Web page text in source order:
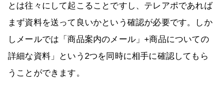
とは往々にして起こることですし、テレアポであれば
まず資料を送って良いかという確認が必要です。しか
しメールでは「商品案内のメール」+商品についての
詳細な資料」という2つを同時に相手に確認してもら
うことができます。